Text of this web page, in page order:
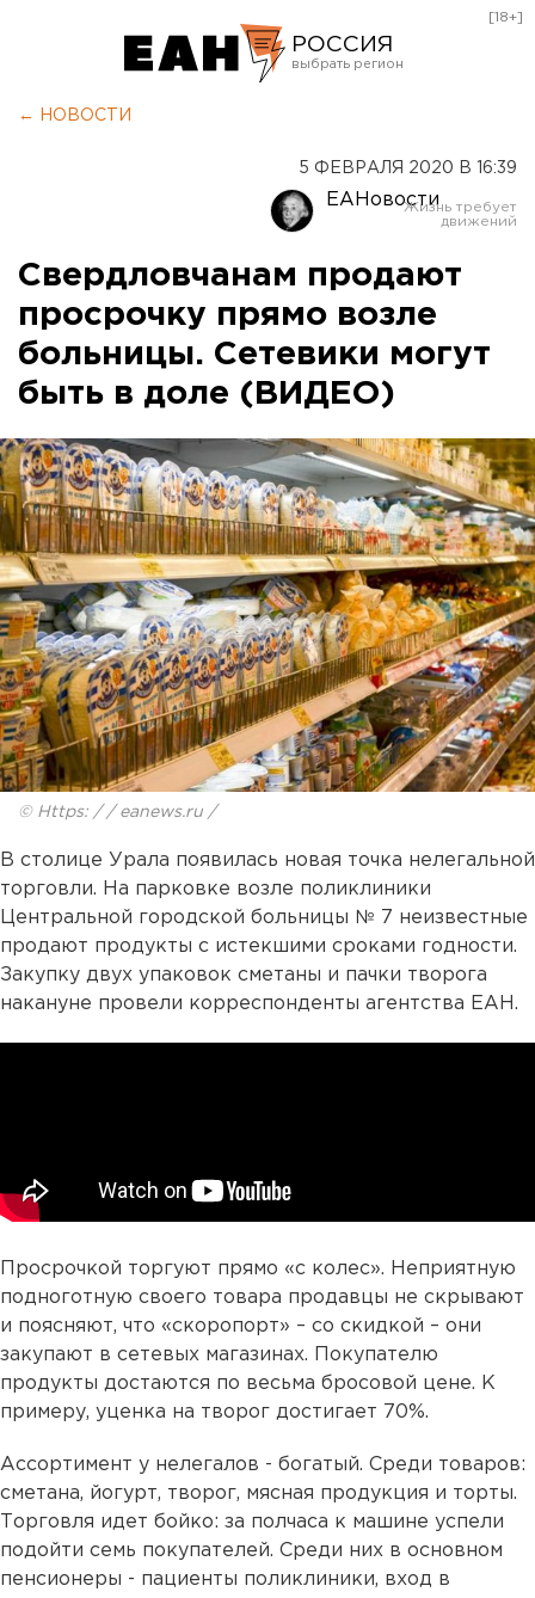
РОССИЯ
Оренбург
[18+]
← НОВОСТИ
5 ФЕВРАЛЯ 2020 В 16:39
ЕАНовости
Свердловчанам продают
просрочку прямо возле
больницы. Сетевики могут
быть в доле (ВИДЕО)
© Https: / / eanews.ru /
В столице Урала появилась новая точка нелегальной
торговли. На парковке возле поликлиники
Центральной городской больницы № 7 неизвестные
продают продукты с истекшими сроками годности.
Закупку двух упаковок сметаны и пачки творога
накануне провели корреспонденты агентства ЕАН.
Просрочкой торгуют прямо «с колес». Неприятную
подноготную своего товара продавцы не скрывают
и поясняют, что «скоропорт» – со скидкой – они
закупают в сетевых магазинах. Покупателю
продукты достаются по весьма бросовой цене. К
примеру, уценка на творог достигает 70%.
Ассортимент у нелегалов - богатый. Среди товаров:
сметана, йогурт, творог, мясная продукция и торты.
Торговля идет бойко: за полчаса к машине успели
подойти семь покупателей. Среди них в основном
пенсионеры - пациенты поликлиники, вход в